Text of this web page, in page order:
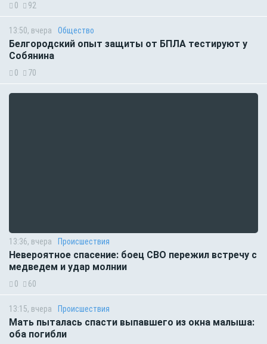
0 92
13:50, вчера Общество
Белгородский опыт защиты от БПЛА тестируют у
Собянина
0 70
13:36, вчера Происшествия
Невероятное спасение: боец СВО пережил встречу с
медведем и удар молнии
0 60
13:15, вчера Происшествия
Мать пыталась спасти выпавшего из окна малыша:
оба погибли